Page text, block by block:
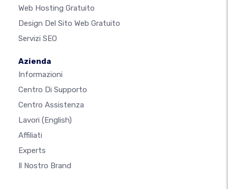
Web Hosting Gratuito
Design Del Sito Web Gratuito
Servizi SEO
Azienda
Informazioni
Centro Di Supporto
Centro Assistenza
Lavori (English)
Affiliati
Experts
Il Nostro Brand